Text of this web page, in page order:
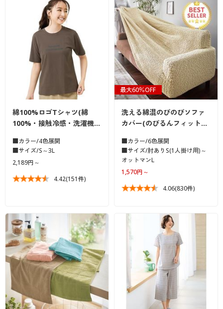
綿100%ロゴTシャツ(綿
100%・接触冷感・洗濯機…
■カラー/4色展開
■サイズ/S～3L
2,189円～
4.42(151件)
最大60％OFF
洗える綿混のびのびソファ
カバー(のびるんフィット…
■カラー/6色展開
■サイズ/肘ありS(1人掛け用)～
オットマンL
1,570円～
4.06(830件)